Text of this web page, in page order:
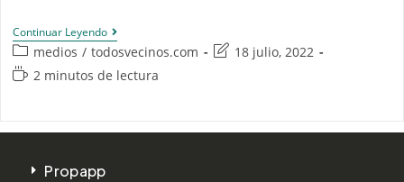
Continuar Leyendo
medios / todosvecinos.com
18 julio, 2022
2 minutos de lectura
Propapp